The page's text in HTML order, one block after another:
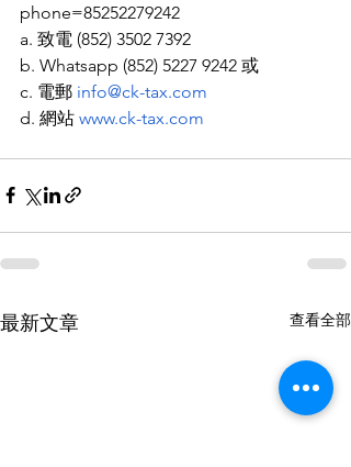
phone=85252279242
a. 致電 (852) 3502 7392
b. Whatsapp (852) 5227 9242 或
c. 電郵 info@ck-tax.com
d. 網站 www.ck-tax.com
最新文章 查看全部